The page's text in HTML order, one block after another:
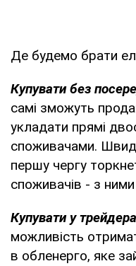
Де будемо брати
Купувати без
самі зможуть
укладати прямі
споживачами.
першу чергу
споживачів - з
Купувати у
можливість
в обленерго, яке